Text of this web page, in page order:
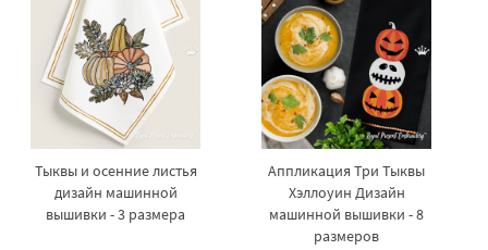
Тыквы и осенние листья
дизайн машинной
вышивки - 3 размера
Аппликация Три Тыквы
Хэллоуин Дизайн
машинной вышивки - 8
размеров